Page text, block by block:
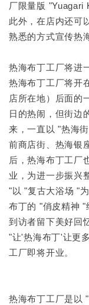
厂限量版 "Yuagari
此外，在店内还可
熟悉的方式宣传热
热海布丁工厂将进
热海布丁工厂将开
店所在地）后面的
日的热闹，但街边
来，一直以 "热海
前商店街、热海银
后，热海布丁工厂
业，为进一步振兴
"以 "复古大浴场 "
布丁的 "俏皮精神 "
到访者留下美好回
"让'热海布丁'让更
工厂即将开业。
热海布丁工厂是以